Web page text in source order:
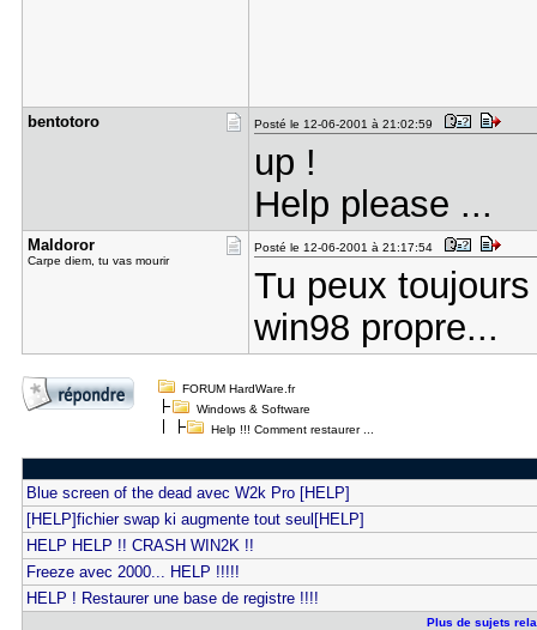
bentotoro Posté le 12-06-2001 à 21:02:59
up !
Help please ...
Maldoror
Carpe diem, tu vas mourir
Posté le 12-06-2001 à 21:17:54
Tu peux
win98 propre...
FORUM HardWare.fr
Windows & Software
Help !!! Comment restaurer ...
Blue screen of the dead avec W2k Pro [HELP]
[HELP]fichier swap ki augmente tout seul[HELP]
HELP HELP !! CRASH WIN2K !!
Freeze avec 2000... HELP !!!!!
HELP ! Restaurer une base de registre !!!!
Plus de sujets